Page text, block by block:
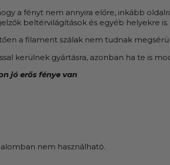
a fényt nem annyira előre, inkább
beltérvilágítások és egyéb helyekre is.
a filament szálak nem tudnak
kerülnek gyártásra, azonban ha te is
jó erős fénye van
nem használható.